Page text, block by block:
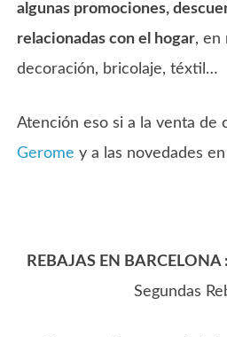
algunas promociones,
relacionadas con el hogar, en
decoración, bricolaje, téxtil…
Atención eso si a la venta de
Gerome y a las novedades en
REBAJAS EN BARCELONA :
Segundas